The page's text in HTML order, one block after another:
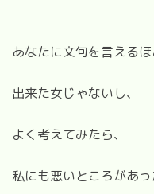
あなたに文句を言えるほ
出来た女じゃないし、
よく考えてみたら、
私にも悪いところがあっ